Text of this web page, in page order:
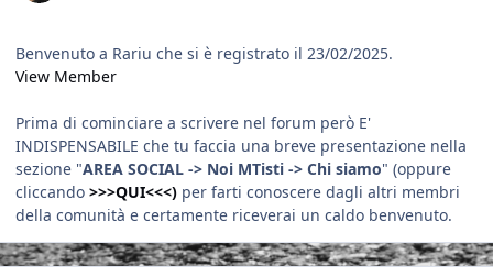
Benvenuto a Rariu che si è registrato il 23/02/2025.
View Member
Prima di cominciare a scrivere nel forum però E'
INDISPENSABILE che tu faccia una breve presentazione nella
sezione "AREA SOCIAL -> Noi MTisti -> Chi siamo" (oppure
cliccando >>>QUI<<<) per farti conoscere dagli altri membri
della comunità e certamente riceverai un caldo benvenuto.